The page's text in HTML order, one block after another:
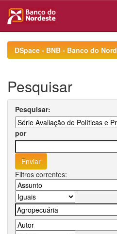
navigationDSpace - BNB - Banco do
Pesquisar
Pesquisar:
por
Filtros correntes: